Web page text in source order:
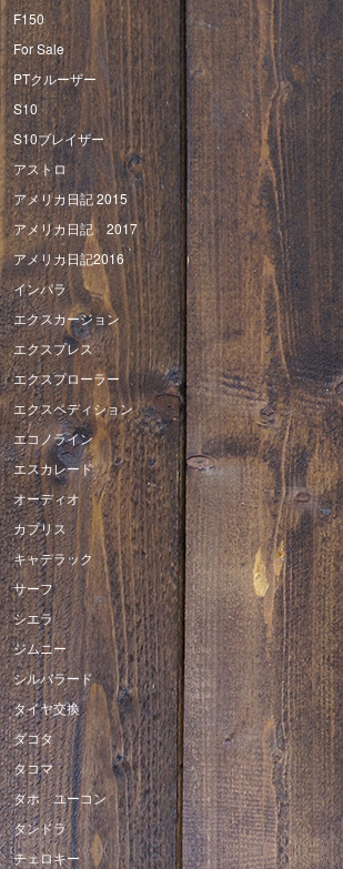
F150
For Sale
PTクルーザー
S10
S10ブレイザー
アストロ
アメリカ日記 2015
アメリカ日記 2017
アメリカ日記2016
インパラ
エクスカージョン
エクスプレス
エクスプローラー
エクスペディション
エコノライン
エスカレード
オーディオ
カプリス
キャデラック
サーフ
シエラ
ジムニー
シルバラード
タイヤ交換
ダコタ
タコマ
タホ ユーコン
タンドラ
チェロキー